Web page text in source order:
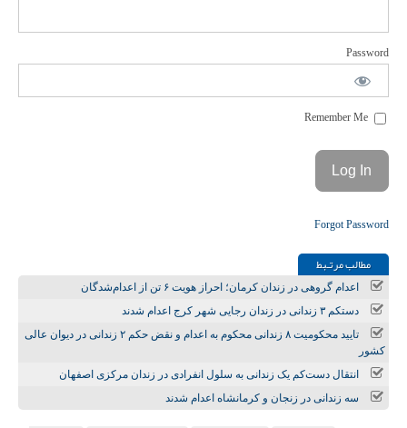
Password
Forgot Password
مطالب مرتـبط
اعدام گروهی در زندان کرمان؛ احراز هویت ۶ تن از اعدام‌شدگان
دستکم ۳ زندانی در زندان رجایی شهر کرج اعدام شدند
تایید محکومیت ۸ زندانی محکوم به اعدام و نقض حکم ۲ زندانی در دیوان عالی
کشور
انتقال دست‌کم یک زندانی به سلول انفرادی در زندان مرکزی اصفهان
سه زندانی در زنجان و کرمانشاه اعدام شدند